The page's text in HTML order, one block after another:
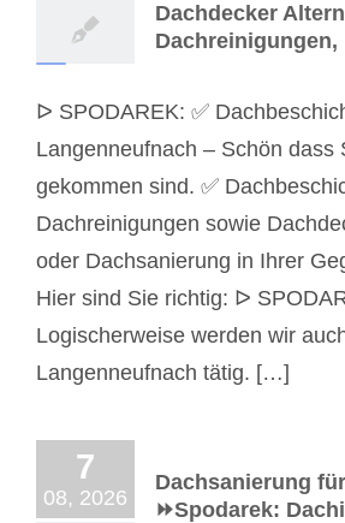
Dachdecker
Dachreinigungen,
ᐅ SPODAREK: ✅
Langenneufnach – Schön dass
gekommen sind. ✅
Dachreinigungen sowie
oder Dachsanierung in Ihrer
Hier sind Sie richtig: ᐅ
Logischerweise werden wir
Langenneufnach tätig. […]
7
08, 2026
Dachsanierung
⏩Spodarek: